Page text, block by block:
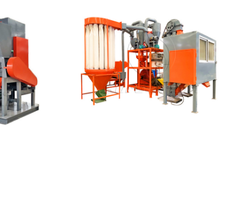
알루미늄 플라스틱 약판재활용 설비